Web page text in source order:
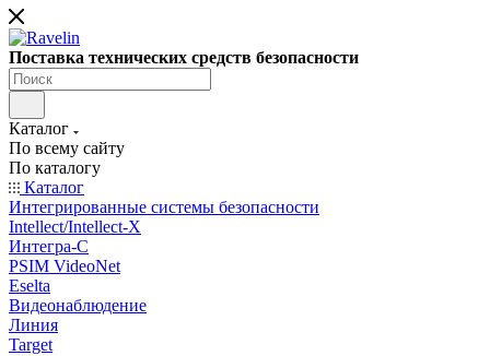
Поставка технических средств безопасности
Каталог
По всему сайту
По каталогу
Каталог
Интегрированные системы безопасности
Intellect/Intellect-X
Интегра-С
PSIM VideoNet
Eselta
Видеонаблюдение
Линия
Target